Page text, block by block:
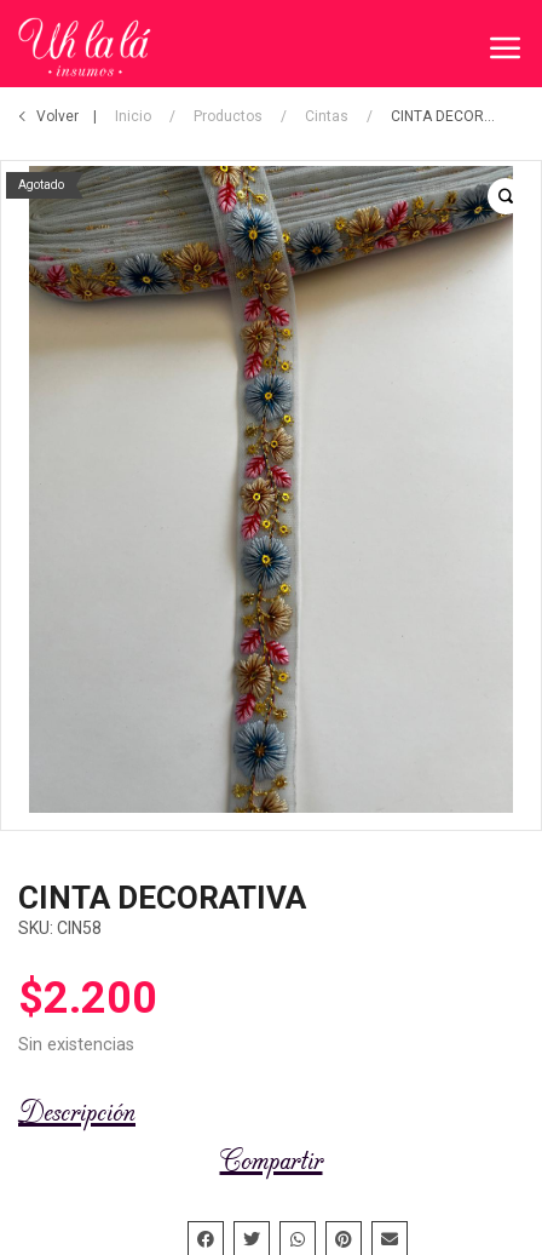
Volver Inicio / Productos / Cintas / CINTA DECORATIVA
Agotado
CINTA DECORATIVA
SKU: CIN58
$2.200
Sin existencias
Descripción
Compartir